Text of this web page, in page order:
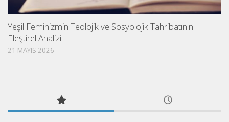
Yeşil Feminizmin Teolojik ve Sosyolojik Tahribatının
Eleştirel Analizi
21 MAYIS 2026